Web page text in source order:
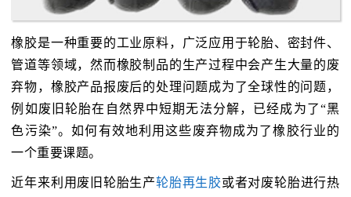
橡胶是一种重要的工业原料，广泛应用于轮胎、密封件、
管道等领域，然而橡胶制品的生产过程中会产生大量的废
弃物，橡胶产品报废后的处理问题成为了全球性的问题，
例如废旧轮胎在自然界中短期无法分解，已经成为了“黑
色污染”。如何有效地利用这些废弃物成为了橡胶行业的
一个重要课题。
近年来利用废旧轮胎生产轮胎再生胶或者对废轮胎进行热